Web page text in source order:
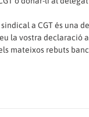
a CGT és una
la vostra declaració
mateixos rebuts